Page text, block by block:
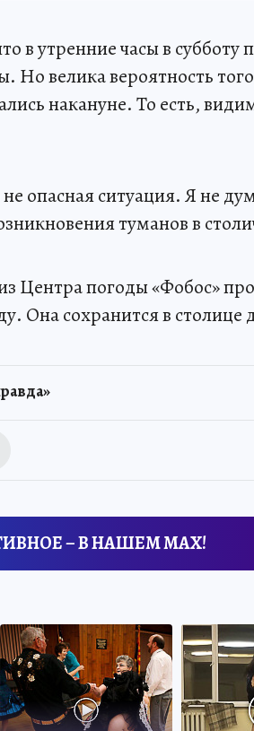
в утренние часы в субботу
Но велика вероятность
накануне. То есть,
опасная ситуация. Я не
туманов в
Центра погоды «Фобос»
Она сохранится в столице
– В НАШЕМ MAX!